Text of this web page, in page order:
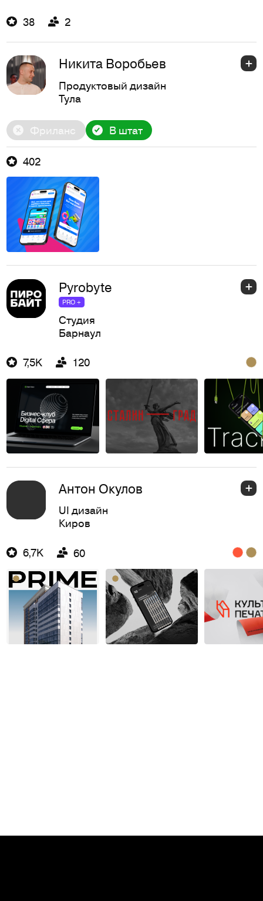
38 2
Никита Воробьев
Продуктовый дизайн
Тула
Фриланс В штат
402
Pyrobyte
PRO +
Студия
Барнаул
7,5K 120
Антон Окулов
UI дизайн
Киров
6,7K 60